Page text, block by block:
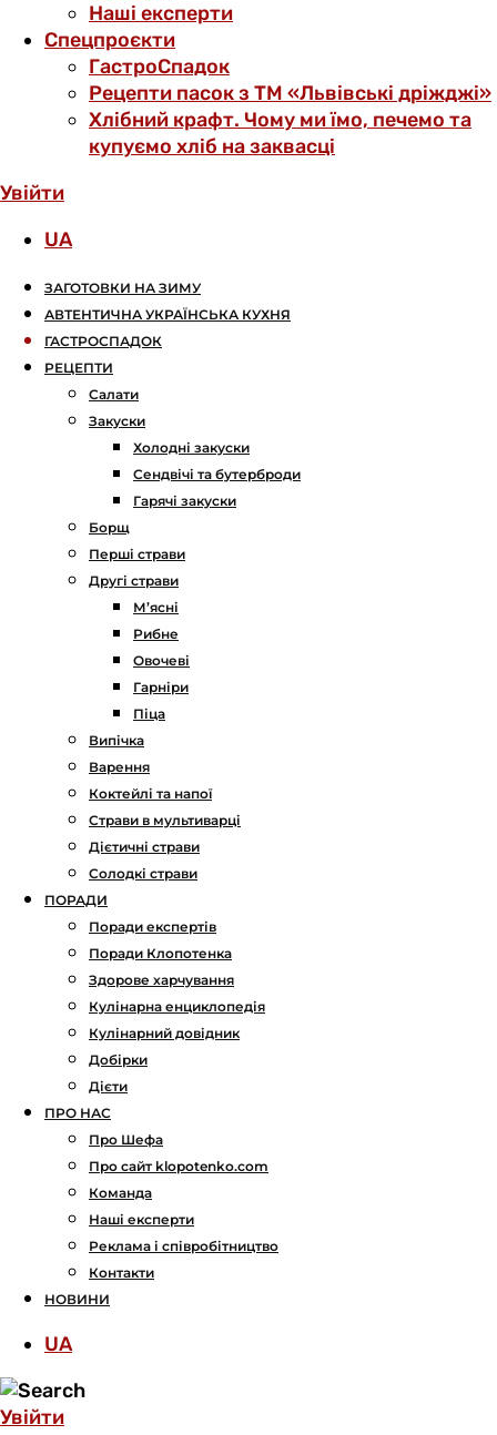
Наші експерти
Спецпроєкти
ГастроСпадок
Рецепти пасок з ТМ «Львівські дріжджі»
Хлібний крафт. Чому ми їмо, печемо та
купуємо хліб на заквасці
Увійти
UA
ЗАГОТОВКИ НА ЗИМУ
АВТЕНТИЧНА УКРАЇНСЬКА КУХНЯ
ГАСТРОСПАДОК
РЕЦЕПТИ
Салати
Закуски
Холодні закуски
Сендвічі та бутерброди
Гарячі закуски
Борщ
Перші страви
Другі страви
М’ясні
Рибне
Овочеві
Гарніри
Піца
Випічка
Варення
Коктейлі та напої
Страви в мультиварці
Дієтичні страви
Солодкі страви
ПОРАДИ
Поради експертів
Поради Клопотенка
Здорове харчування
Кулінарна енциклопедія
Кулінарний довідник
Добірки
Дієти
ПРО НАС
Про Шефа
Про сайт klopotenko.com
Команда
Наші експерти
Реклама і співробітництво
Контакти
НОВИНИ
UA
Увійти